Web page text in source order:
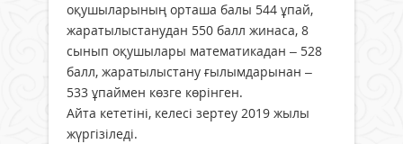
оқушыларының орташа балы 544 ұпай,
жаратылыстанудан 550 балл жинаса, 8
сынып оқушылары математикадан – 528
балл, жаратылыстану ғылымдарынан –
533 ұпаймен көзге көрінген.
Айта кететіні, келесі зертеу 2019 жылы
жүргізіледі.